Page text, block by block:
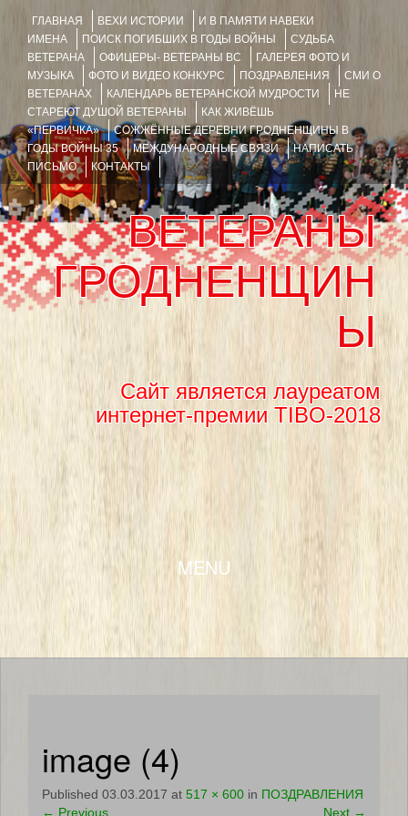
ГЛАВНАЯ ВЕХИ ИСТОРИИ
И В ПАМЯТИ НАВЕКИ
ИМЕНА
ПОИСК ПОГИБШИХ В ГОДЫ ВОЙНЫ
СУДЬБА
ВЕТЕРАНА
ОФИЦЕРЫ- ВЕТЕРАНЫ ВС
ГАЛЕРЕЯ ФОТО И
МУЗЫКА
ФОТО И ВИДЕО КОНКУРС ПОЗДРАВЛЕНИЯ
СМИ О
ВЕТЕРАНАХ
КАЛЕНДАРЬ ВЕТЕРАНСКОЙ МУДРОСТИ
НЕ
СТАРЕЮТ ДУШОЙ ВЕТЕРАНЫ
КАК ЖИВЁШЬ
«ПЕРВИЧКА»
СОЖЖЁННЫЕ ДЕРЕВНИ ГРОДНЕНЩИНЫ В
ГОДЫ ВОЙНЫ 35
МЕЖДУНАРОДНЫЕ СВЯЗИ
НАПИСАТЬ
ПИСЬМО
КОНТАКТЫ
ВЕТЕРАНЫ
ГРОДНЕНЩИН
Ы
Сайт является лауреатом
интернет-премии TIBO-2018
MENU
SKIP TO CONTENT
image (4)
Published 03.03.2017 at 517 × 600 in ПОЗДРАВЛЕНИЯ
← Previous Next →